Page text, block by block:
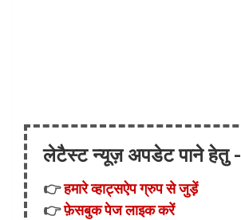
लेटैस्ट न्यूज़ अपडेट पाने हेतु -
👉हमारे व्हाट्सऐप ग्रुप से जुड़ें
👉फ़ेसबुक पेज लाइक करें